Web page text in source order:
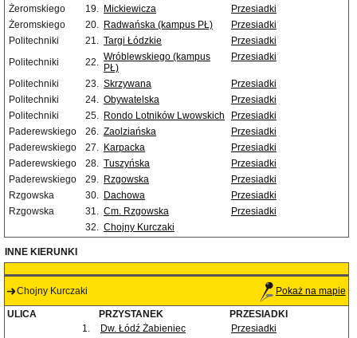
Żeromskiego
19. Mickiewicza
Przesiadki
Żeromskiego
20. Radwańska (kampus PŁ)
Przesiadki
Politechniki
21. Targi Łódzkie
Przesiadki
Politechniki
22. Wróblewskiego (kampus
PŁ)
Przesiadki
Politechniki 23. Skrzywana
Przesiadki
Politechniki
24. Obywatelska
Przesiadki
Politechniki
25. Rondo Lotników Lwowskich
Przesiadki
Paderewskiego
26. Zaolziańska
Przesiadki
Paderewskiego
27. Karpacka
Przesiadki
Paderewskiego
28. Tuszyńska
Przesiadki
Paderewskiego
29. Rzgowska
Przesiadki
Rzgowska
30. Dachowa
Przesiadki
Rzgowska
31. Cm. Rzgowska
Przesiadki
32. Chojny Kurczaki
INNE KIERUNKI
Chojny Kurczaki Pokaż na mapie
ULICA PRZYSTANEK
PRZESIADKI
1.
Dw. Łódź Żabieniec
Przesiadki